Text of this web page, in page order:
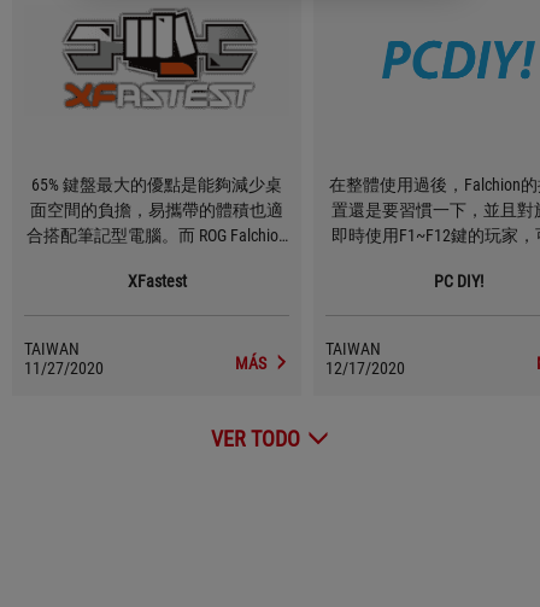
65% 鍵盤最大的優點是能夠減少桌
面空間的負擔，易攜帶的體積也適
合搭配筆記型電腦。而 ROG Falchion
一步縮小體積，讓整體小巧迷人。
XFastest
TAIWAN
11/27/2020
MÁS
在整體使用過後，Falchion
置還是要習慣一下，並且對
即時使用F1~F12鍵的玩家
手之後，使用上就與一般機
盤一樣清晰好用。 另外在2.4GHz無
即便是遊玩需要即時反應的
PC DIY!
TAIWAN
12/17/2020
VER TODO